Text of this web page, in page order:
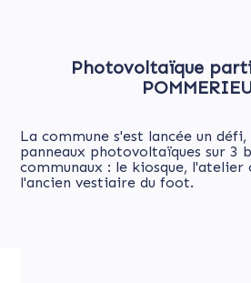
Photovoltaïque
La commune s'est lancée un
panneaux photovoltaïques sur 3
communaux : le kiosque, l'atelier
l'ancien vestiaire du foot.